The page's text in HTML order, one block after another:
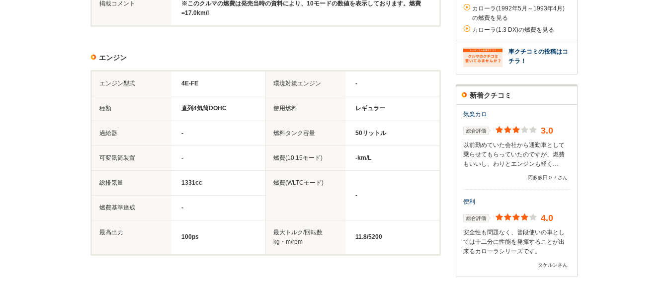
掲載コメント
※このクルマの燃費は発売当時の資料により、10モードの数値を表示しております。燃費
=17.0km/l
エンジン
エンジン型式 4E-FE 環境対策エンジン -
種類 直列4気筒DOHC 使用燃料 レギュラー
過給器 - 燃料タンク容量 50リットル
可変気筒装置 - 燃費(10.15モード) -km/L
総排気量 1331cc
燃費(WLTCモード)
-
燃費基準達成
-
最高出力
100ps
最大トルク/回転数
kg・m/rpm
11.8/5200
カローラ(1992年5月～1993年4月)
の燃費を見る
カローラ(1.3 DX)の燃費を見る
車クチコミの投稿はコ
チラ！
新着クチコミ
気楽カロ
総合評価 3.0
以前勤めていた会社から通勤車として
乗らせてもらっていたのですが、燃費
もいいし、わりとエンジンも軽く…
阿多多田０７さん
便利
総合評価 4.0
安全性も問題なく、普段使いの車とし
ては十二分に性能を発揮することが出
来るカローラシリーズです。
タケルンさん